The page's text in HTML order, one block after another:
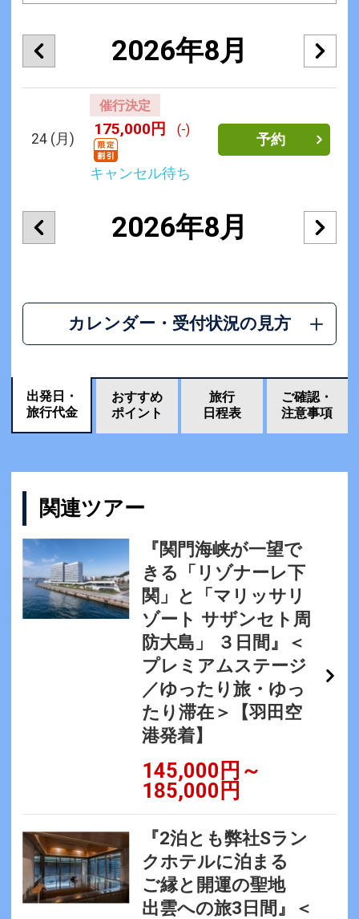
2026年8月
24 (月)
催行決定
175,000円 (-)
キャンセル待ち
予約
2026年8月
カレンダー・受付状況の見方
出発日・
旅行代金
おすすめ
ポイント
旅行
日程表
ご確認・
注意事項
関連ツアー
『関門海峡が一望で
きる「リゾナーレ下
関」と「マリッサリ
ゾート サザンセト周
防大島」 ３日間』＜
プレミアムステージ
／ゆったり旅・ゆっ
たり滞在＞【羽田空
港発着】
145,000円～
185,000円
『2泊とも弊社Sラン
クホテルに泊まる
ご縁と開運の聖地
出雲への旅3日間』＜